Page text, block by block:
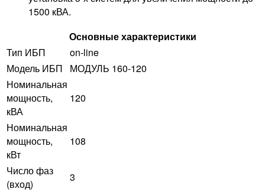
1500 кВА.
Основные характеристики
Тип ИБП
on-line
Модель ИБП
МОДУЛЬ 160-120
Номинальная
мощность,
кВА
120
Номинальная
мощность,
кВт
108
Число фаз
(вход)
3